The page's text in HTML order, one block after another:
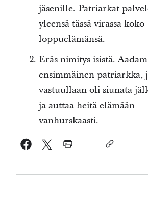
jäsenille. Patriarkat
yleensä tässä virassa koko
loppuelämänsä.
Eräs nimitys isistä.
ensimmäinen patriarkka,
vastuullaan oli siunata
ja auttaa heitä elämään
vanhurskaasti.